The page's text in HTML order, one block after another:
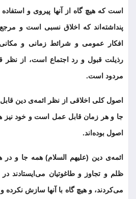
است که هیچ گاه از آنها پیروی و
پنداشته‌اند که اخلاق نسبی است و
افکار عمومی و شرائط زمانی و
رذیلت قبول و رد اجتماع است، از نظر
مردود است.
اصول کلی اخلاقی از نظر ائمه‌ی دین قابل
جا و هر زمان قابل عمل است و خود نیز
اصول بوده‌اند.
ائمه‌ی دین (علیهم السلام) همه جا و
ظلم و تجاوز و طاغوتیان می‌ایستادند
می‌کردند، و هیچ گاه با آنها سازش نکرده و